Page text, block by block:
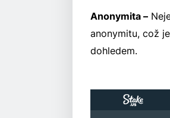
Anonymita –
anonymitu, což
dohledem.